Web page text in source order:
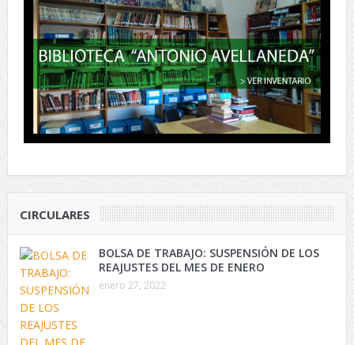
CIRCULARES
BOLSA DE TRABAJO: SUSPENSIÓN DE LOS
REAJUSTES DEL MES DE ENERO
enero 27, 2022